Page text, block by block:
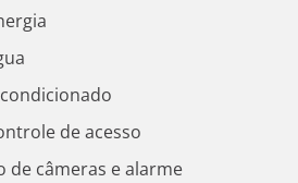
de acesso
de câmeras e alarme